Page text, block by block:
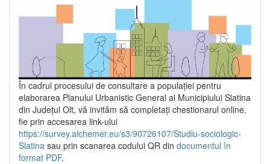
În cadrul procesului de consultare a populaţiei pentru
elaborarea Planului Urbanistic General al Municipiului Slatina
din Județul Olt, vă invităm să completați chestionarul online,
fie prin accesarea link-ului
https://survey.alchemer.eu/s3/90726107/Studiu-sociologic-
Slatina sau prin scanarea codului QR din documentul în
format PDF.